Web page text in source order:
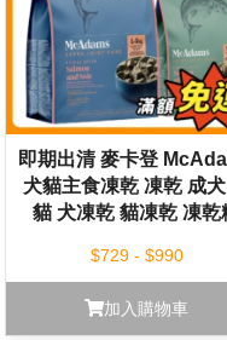
即期出清 麥卡登
犬貓主食凍乾 凍乾 成
貓 犬凍乾 貓凍乾 凍乾
$729 - $990
加入購物車